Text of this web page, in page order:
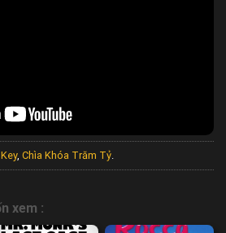
, Chìa Khóa Trăm Tỷ
xem :